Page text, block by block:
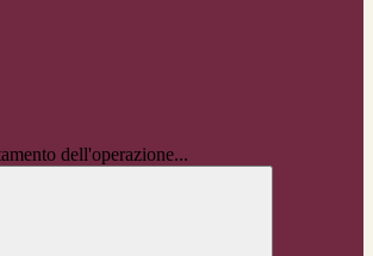
dell'operazione...